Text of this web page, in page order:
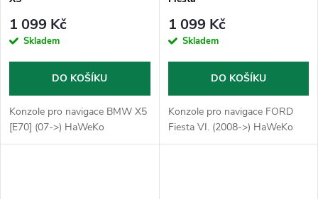
1 099 Kč
Skladem
DO KOŠÍKU
Konzole pro navigace BMW X5
[E70] (07->) HaWeKo
1 099 Kč
Skladem
DO KOŠÍKU
Konzole pro navigace FORD
Fiesta VI. (2008->) HaWeKo